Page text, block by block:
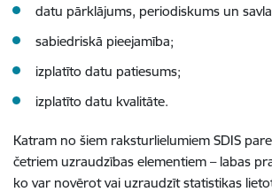
datu pārklājums, periodiskums un
sabiedriskā pieejamība;
izplatīto datu patiesums;
izplatīto datu kvalitāte.
Katram no šiem raksturlielumiem SDIS
četriem uzraudzības elementiem – labas
ko var novērot vai uzraudzīt statistikas